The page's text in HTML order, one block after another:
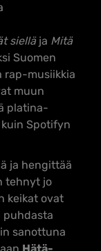
siellä ja Mitä
Suomen
rap-musiikkia
muun
platina-
Spotifyn
ja hengittää
tehnyt jo
keikat ovat
puhdasta
sanottuna